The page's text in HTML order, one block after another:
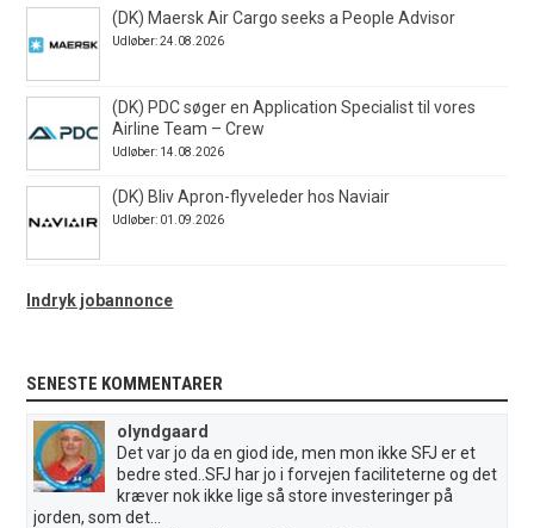
(DK) Maersk Air Cargo seeks a People Advisor
Udløber: 24.08.2026
(DK) PDC søger en Application Specialist til vores
Airline Team – Crew
Udløber: 14.08.2026
(DK) Bliv Apron-flyveleder hos Naviair
Udløber: 01.09.2026
Indryk jobannonce
SENESTE KOMMENTARER
olyndgaard
Det var jo da en giod ide, men mon ikke SFJ er et
bedre sted..SFJ har jo i forvejen faciliteterne og det
kræver nok ikke lige så store investeringer på
jorden, som det...